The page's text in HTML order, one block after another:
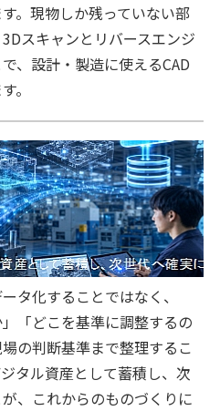
。現物しか残っていない部
スキャンとリバースエンジ
、設計・製造に使えるCAD
。
タ化することではなく、
「どこを基準に調整するの
の判断基準まで整理するこ
タル資産として蓄積し、次
、これからのものづくりに